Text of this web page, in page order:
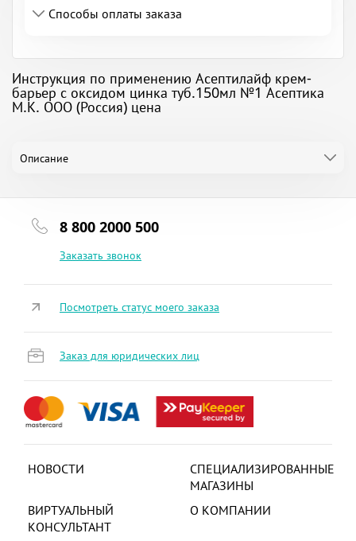
Способы оплаты заказа
Инструкция по применению Асептилайф крем-
барьер с оксидом цинка туб.150мл №1 Асептика
М.К. ООО (Россия) цена
Описание
8 800 2000 500
Заказать звонок
НОВОСТИ
СПЕЦИАЛИЗИРОВАННЫЕ
МАГАЗИНЫ
ВИРТУАЛЬНЫЙ
КОНСУЛЬТАНТ
О КОМПАНИИ
Посмотреть статус моего заказа
Заказ для юридических лиц